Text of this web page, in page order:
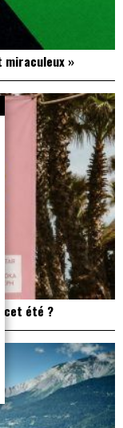
miraculeux »
cet été ?